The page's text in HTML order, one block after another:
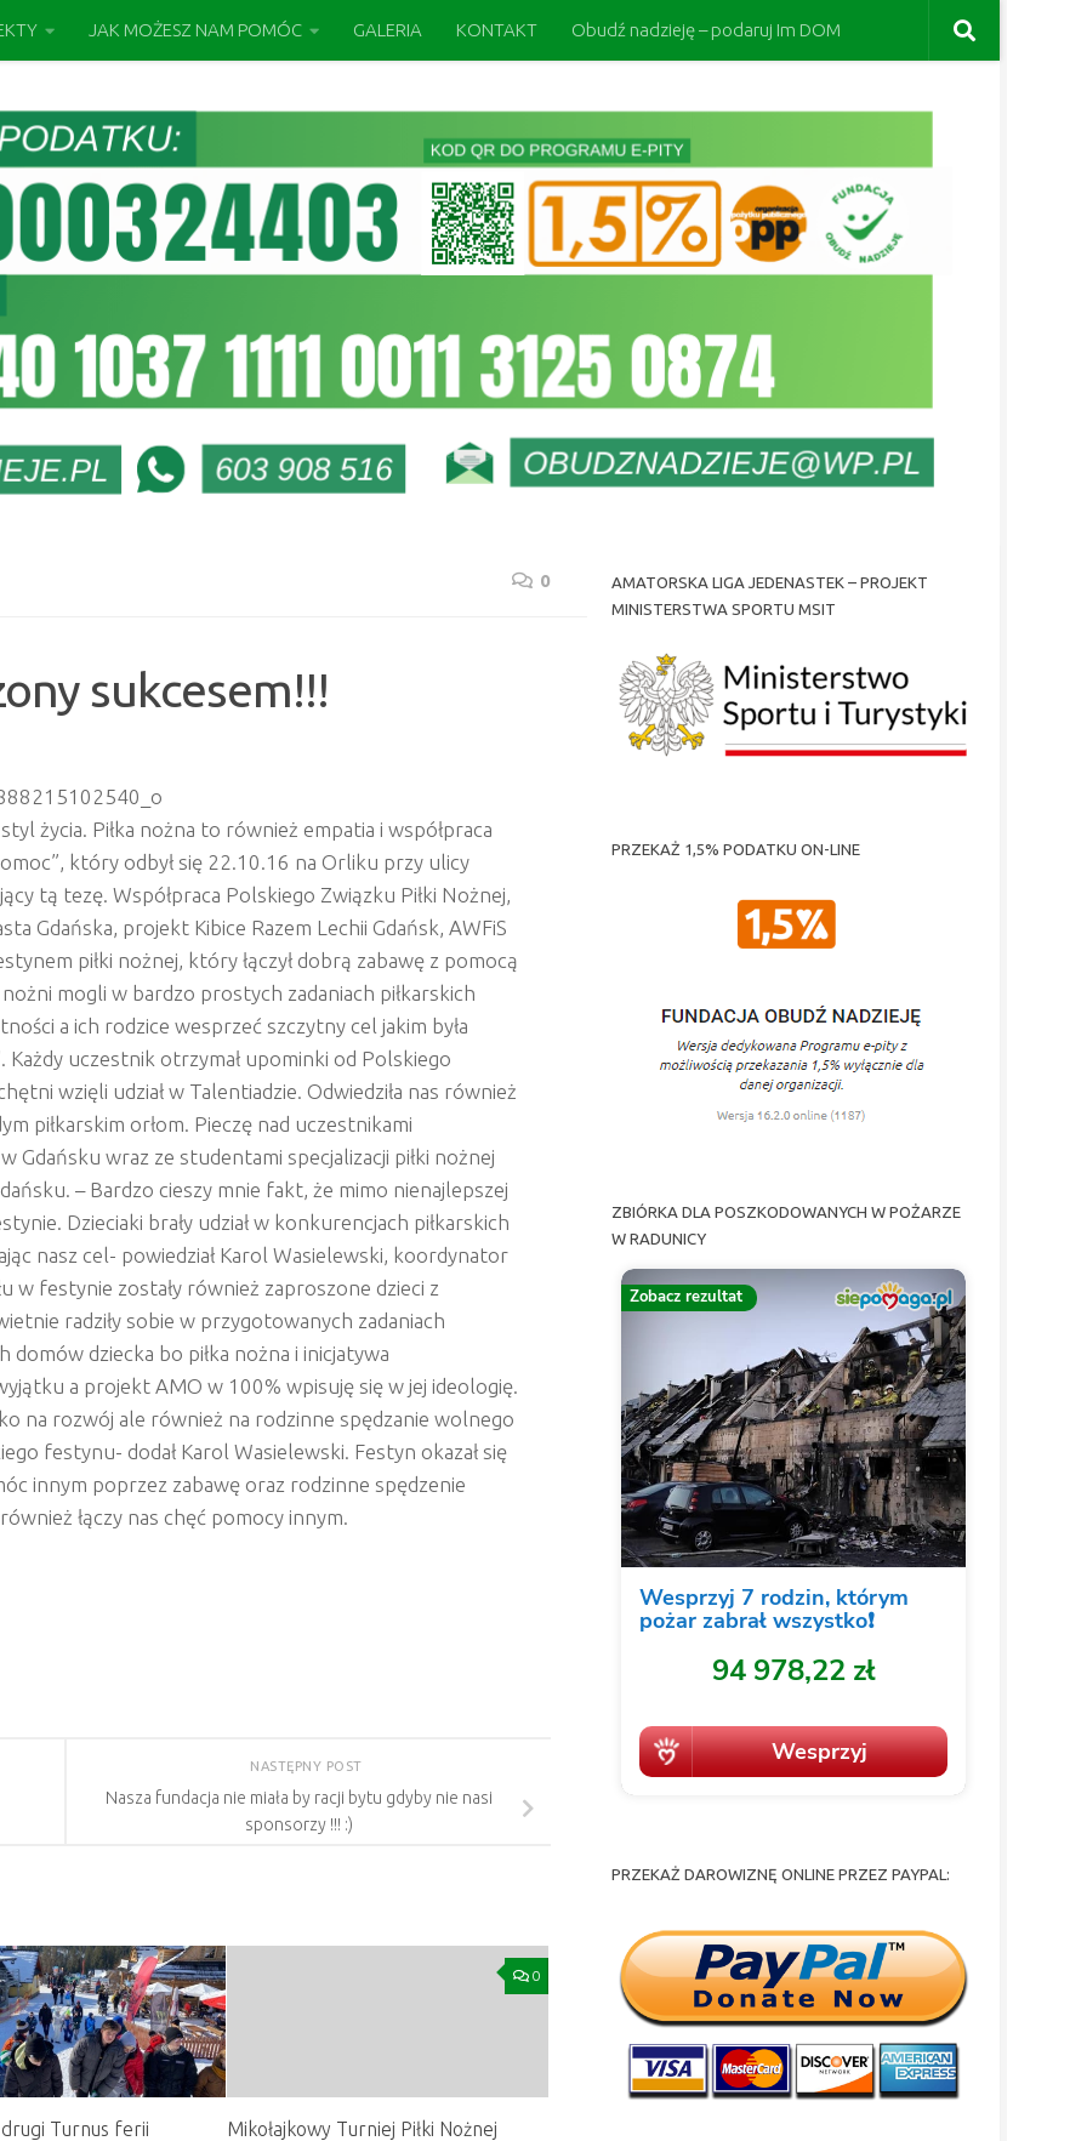
JAK MOŻESZ NAM POMÓC GALERIA KONTAKT Obudź nadzieję – podaruj Im DOM
0
sukcesem!!!
życia. Piłka nożna to również empatia i współpraca
który odbył się 22.10.16 na Orliku przy ulicy
tą tezę. Współpraca Polskiego Związku Piłki Nożnej,
Gdańska, projekt Kibice Razem Lechii Gdańsk, AWFiS
piłki nożnej, który łączył dobrą zabawę z pomocą
mogli w bardzo prostych zadaniach piłkarskich
a ich rodzice wesprzeć szczytny cel jakim była
Każdy uczestnik otrzymał upominki od Polskiego
wzięli udział w Talentiadzie. Odwiedziła nas również
piłkarskim orłom. Pieczę nad uczestnikami
Gdańsku wraz ze studentami specjalizacji piłki nożnej
– Bardzo cieszy mnie fakt, że mimo nienajlepszej
Dzieciaki brały udział w konkurencjach piłkarskich
nasz cel- powiedział Karol Wasielewski, koordynator
w festynie zostały również zaproszone dzieci z
radziły sobie w przygotowanych zadaniach
domów dziecka bo piłka nożna i inicjatywa
a projekt AMO w 100% wpisuję się w jej ideologię.
na rozwój ale również na rodzinne spędzanie wolnego
festynu- dodał Karol Wasielewski. Festyn okazał się
innym poprzez zabawę oraz rodzinne spędzenie
łączy nas chęć pomocy innym.
NASTĘPNY POST
Nasza fundacja nie miała by racji bytu gdyby nie nasi
sponsorzy !!! :)
Turnus ferii
0
Mikołajkowy Turniej Piłki Nożnej
AMATORSKA LIGA JEDENASTEK – PROJEKT
MINISTERSTWA SPORTU MSIT
PRZEKAŻ 1,5% PODATKU ON-LINE
ZBIÓRKA DLA POSZKODOWANYCH W POŻARZE
W RADUNICY
PRZEKAŻ DAROWIZNĘ ONLINE PRZEZ PAYPAL: